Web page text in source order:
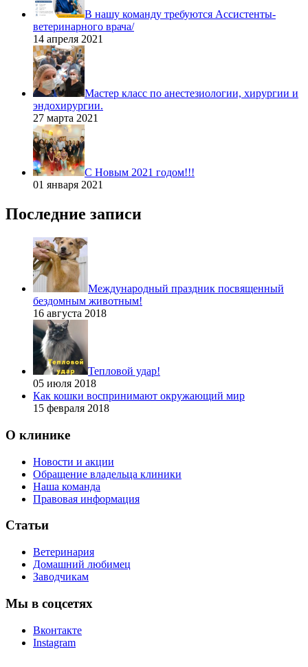
В нашу команду требуются Ассистенты-
ветеринарного врача/
14 апреля 2021
Мастер класс по анестезиологии, хирургии и
эндохирургии.
27 марта 2021
С Новым 2021 годом!!!
01 января 2021
Последние записи
Международный праздник посвященный
бездомным животным!
16 августа 2018
Тепловой удар!
05 июля 2018
Как кошки воспринимают окружающий мир
15 февраля 2018
О клинике
Новости и акции
Обращение владельца клиники
Наша команда
Правовая информация
Статьи
Ветеринария
Домашний любимец
Заводчикам
Мы в соцсетях
Вконтакте
Instagram